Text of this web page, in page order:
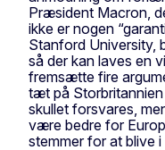
Præsident Macron,
ikke er nogen
Stanford University,
så der kan laves en
fremsætte fire
tæt på Storbritannien
skullet forsvares,
være bedre for
stemmer for at blive